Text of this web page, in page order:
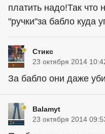
платить надо!Так
"ручки"за бабло куда
Стикс
23 октября 2014
За бабло они даже
Balamyt
23 октября 2014